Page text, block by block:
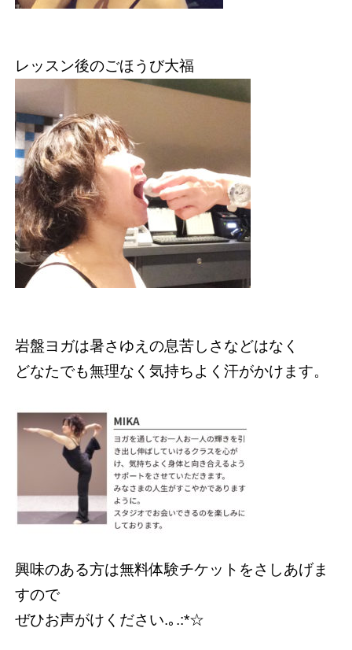
レッスン後のごほうび大福
岩盤ヨガは暑さゆえの息苦しさなどはなく
どなたでも無理なく気持ちよく汗がかけます。
興味のある方は無料体験チケットをさしあげま
すので
ぜひお声がけください.｡.:*☆